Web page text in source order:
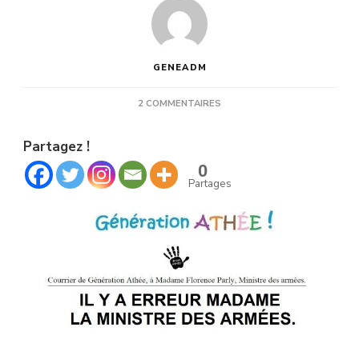
GENEADM
2 COMMENTAIRES
MINISTRE
DES
Partagez !
0
Partages